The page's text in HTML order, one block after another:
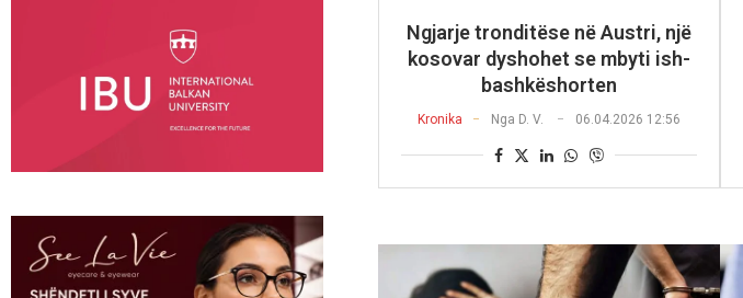
Ngjarje tronditëse në Austri, një
kosovar dyshohet se mbyti ish-
bashkëshorten
Kronika Nga D. V. 06.04.2026 12:56